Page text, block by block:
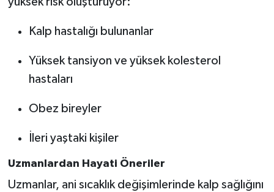
Kalp hastalığı bulunanlar
Yüksek tansiyon ve yüksek kolesterol
hastaları
Obez bireyler
İleri yaştaki kişiler
Uzmanlardan Hayati Öneriler
Uzmanlar, ani sıcaklık değişimlerinde kalp sağlığını